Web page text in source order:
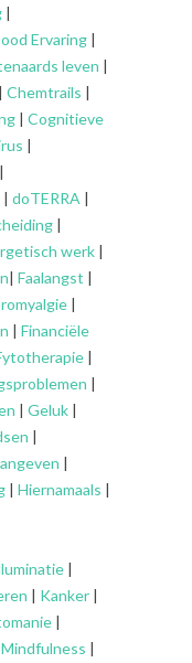
|
Ervaring |
leven |
| Chemtrails |
| Cognitieve
|
|
| doTERRA |
|
werk |
| Faalangst |
|
| Financiële
|
|
| Geluk |
|
|
| Hiernamaals |
|
| Kanker |
|
Mindfulness |